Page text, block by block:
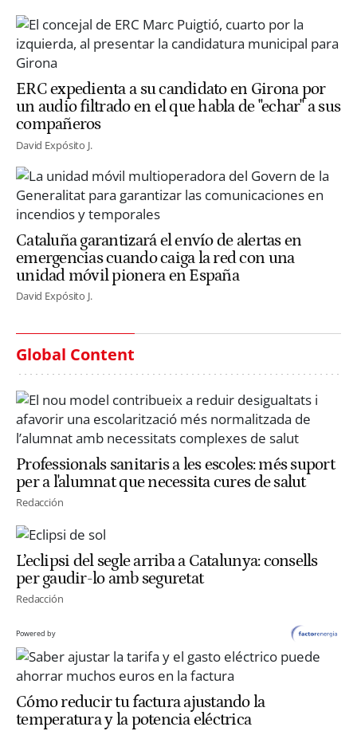
ERC expedienta a su candidato en Girona por
un audio filtrado en el que habla de "echar" a sus
compañeros
David Expósito J.
Cataluña garantizará el envío de alertas en
emergencias cuando caiga la red con una
unidad móvil pionera en España
David Expósito J.
Global Content
Professionals sanitaris a les escoles: més suport
per a l'alumnat que necessita cures de salut
Redacción
L’eclipsi del segle arriba a Catalunya: consells
per gaudir-lo amb seguretat
Redacción
Powered by
Cómo reducir tu factura ajustando la
temperatura y la potencia eléctrica